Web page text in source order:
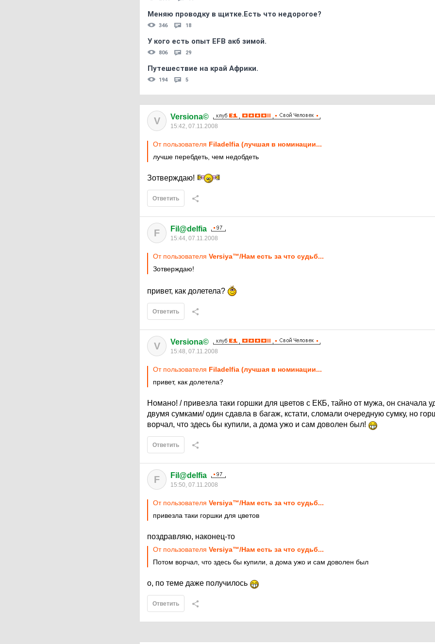
Меняю проводку в щитке.Есть что недорогое?
346 18
У кого есть опыт EFB акб зимой.
806 29
Путешествие на край Африки.
194 5
V Versiona©
15:42, 07.11.2008
От пользователя Filadelfia (лучшая в номинации...
лучше перебдеть, чем недобдеть
Зотверждаю!
Ответить
F Fil@delfia
15:44, 07.11.2008
От пользователя Versiya™/Нам есть за что судьб...
Зотверждаю!
привет, как долетела?
Ответить
V Versiona©
15:48, 07.11.2008
От пользователя Filadelfia (лучшая в номинации...
привет, как долетела?
Номано! / привезла таки горшки для цветов с ЕКБ, тайно от мужа, он сначала
двумя сумками/ один сдавла в багаж, кстати, сломали очередную сумку, но
ворчал, что здесь бы купили, а дома ужо и сам доволен был!
Ответить
F Fil@delfia
15:50, 07.11.2008
От пользователя Versiya™/Нам есть за что судьб...
привезла таки горшки для цветов
поздравляю, наконец-то
От пользователя Versiya™/Нам есть за что судьб...
Потом ворчал, что здесь бы купили, а дома ужо и сам доволен был
о, по теме даже получилось
Ответить